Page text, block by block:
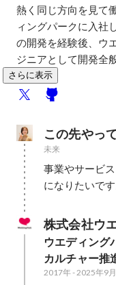
熱く同じ方向を見て
ィングパークに入社
の開発を経験後、ウ
ジニアとして開発全
さらに表示
この先やっ
未来
事業やサービ
になりたいです
株式会社ウ
ウエディング
カルチャー推
2017年-2025年9月